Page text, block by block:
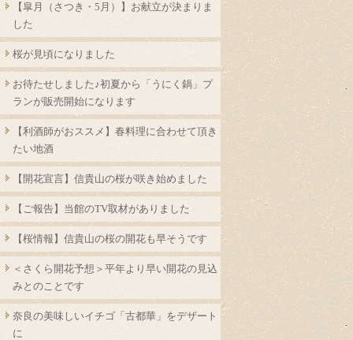
【皐月（さつき・5月）】お献立が決まりま
した
桜が見頃になりました
お待たせしました♪初夏から「うにく鍋」プ
ランが販売開始になります
【利酒師がおススメ】春料理に合わせて頂き
たい地酒
【開花宣言】信貴山の桜が咲き始めました
【ご報告】当館のTV取材がありました
【桜情報】信貴山の桜の開花も早そうです
＜さくら開花予想＞平年より早い開花の見込
みとのことです
奈良の美味しいイチゴ「古都華」をデザート
に